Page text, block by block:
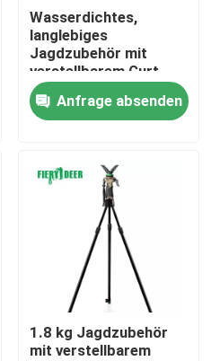
Wasserdichtes,
langlebiges
Jagdzubehör mit
verstellbarem Gurt
Anfrage absenden
1.8 kg Jagdzubehör
mit verstellbarem